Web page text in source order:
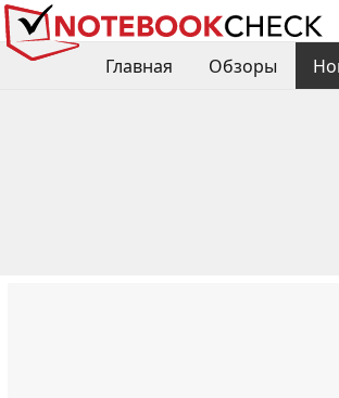
Главная Обзоры